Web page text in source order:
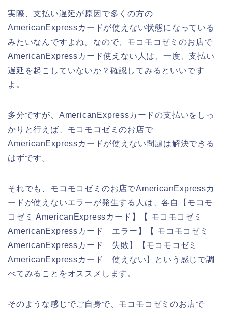
実際、支払い遅延が原因で多くの方の
AmericanExpressカードが使えない状態になっている
みたいなんですよね。なので、モコモコゼミのお店で
AmericanExpressカード使えない人は、一度、支払い
遅延を起こしていないか？確認してみるといいです
よ。
多分ですが、AmericanExpressカードの支払いをしっ
かりと行えば、モコモコゼミのお店で
AmericanExpressカードが使えない問題は解決できる
はずです。
それでも、モコモコゼミのお店でAmericanExpressカ
ードが使えないエラーが発生する人は、各自【モコモ
コゼミ AmericanExpressカード】【 モコモコゼミ
AmericanExpressカード エラー】【 モコモコゼミ
AmericanExpressカード 失敗】【モコモコゼミ
AmericanExpressカード 使えない】という感じで調
べてみることをオススメします。
そのような感じでご自身で、モコモコゼミのお店で